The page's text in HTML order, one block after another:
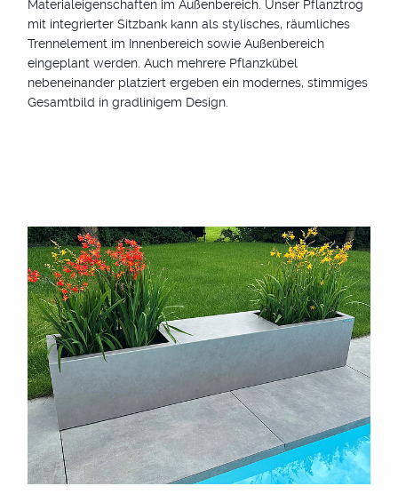
Materialeigenschaften im Außenbereich. Unser Pflanztrog
mit integrierter Sitzbank kann als stylisches, räumliches
Trennelement im Innenbereich sowie Außenbereich
eingeplant werden. Auch mehrere Pflanzkübel
nebeneinander platziert ergeben ein modernes, stimmiges
Gesamtbild in gradlinigem Design.
Einzigartiges Design
Egal, ob Sie einen modernen, klassischen oder rustikalen